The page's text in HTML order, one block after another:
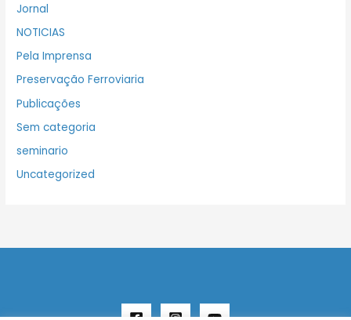
Jornal
NOTICIAS
Pela Imprensa
Preservação Ferroviaria
Publicações
Sem categoria
seminario
Uncategorized